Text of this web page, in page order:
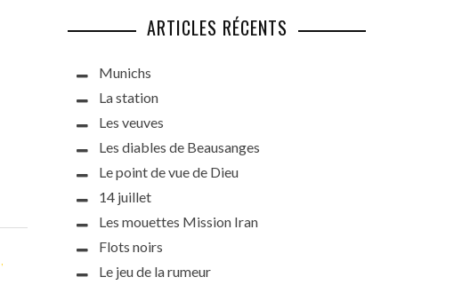
,
ARTICLES RÉCENTS
Munichs
La station
Les veuves
Les diables de Beausanges
Le point de vue de Dieu
14 juillet
Les mouettes Mission Iran
Flots noirs
Le jeu de la rumeur